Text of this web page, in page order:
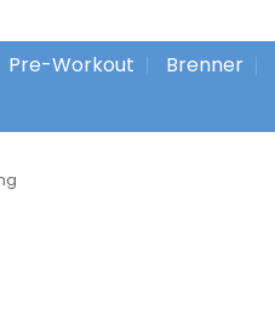
Pre-Workout Brenner